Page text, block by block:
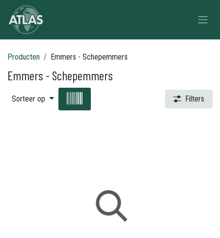
Overslaan naar inhoud
Producten Emmers - Schepemmers
Emmers - Schepemmers
Sorteer op Filters